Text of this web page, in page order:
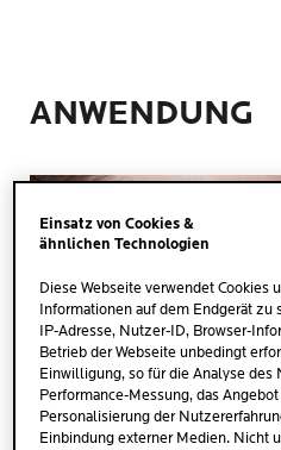
ANWENDUNG
Einsatz von Cookies &
ähnlichen Technologien
Diese Webseite verwendet Cookies
Informationen auf dem Endgerät zu
IP-Adresse, Nutzer-ID, Browser-
Betrieb der Webseite unbedingt
Einwilligung, so für die Analyse des
Performance-Messung, das
Personalisierung der
Einbindung externer Medien. Nicht